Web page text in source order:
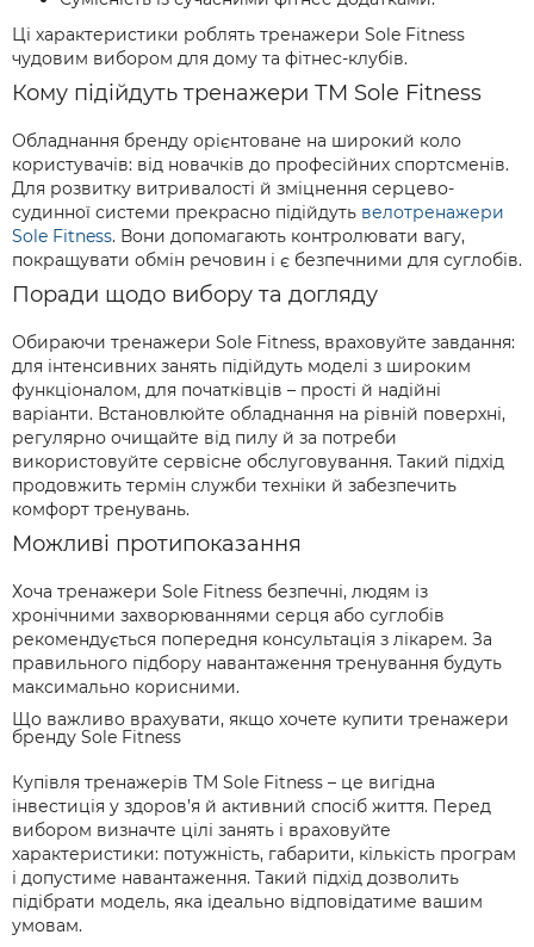
Ці характеристики роблять тренажери Sole Fitness
чудовим вибором для дому та фітнес-клубів.
Кому підійдуть тренажери ТМ Sole Fitness
Обладнання бренду орієнтоване на широкий коло
користувачів: від новачків до професійних спортсменів.
Для розвитку витривалості й зміцнення серцево-
судинної системи прекрасно підійдуть велотренажери
Sole Fitness. Вони допомагають контролювати вагу,
покращувати обмін речовин і є безпечними для суглобів.
Поради щодо вибору та догляду
Обираючи тренажери Sole Fitness, враховуйте завдання:
для інтенсивних занять підійдуть моделі з широким
функціоналом, для початківців – прості й надійні
варіанти. Встановлюйте обладнання на рівній поверхні,
регулярно очищайте від пилу й за потреби
використовуйте сервісне обслуговування. Такий підхід
продовжить термін служби техніки й забезпечить
комфорт тренувань.
Можливі протипоказання
Хоча тренажери Sole Fitness безпечні, людям із
хронічними захворюваннями серця або суглобів
рекомендується попередня консультація з лікарем. За
правильного підбору навантаження тренування будуть
максимально корисними.
Що важливо врахувати, якщо хочете купити тренажери
бренду Sole Fitness
Купівля тренажерів ТМ Sole Fitness – це вигідна
інвестиція у здоров’я й активний спосіб життя. Перед
вибором визначте цілі занять і враховуйте
характеристики: потужність, габарити, кількість програм
і допустиме навантаження. Такий підхід дозволить
підібрати модель, яка ідеально відповідатиме вашим
умовам.